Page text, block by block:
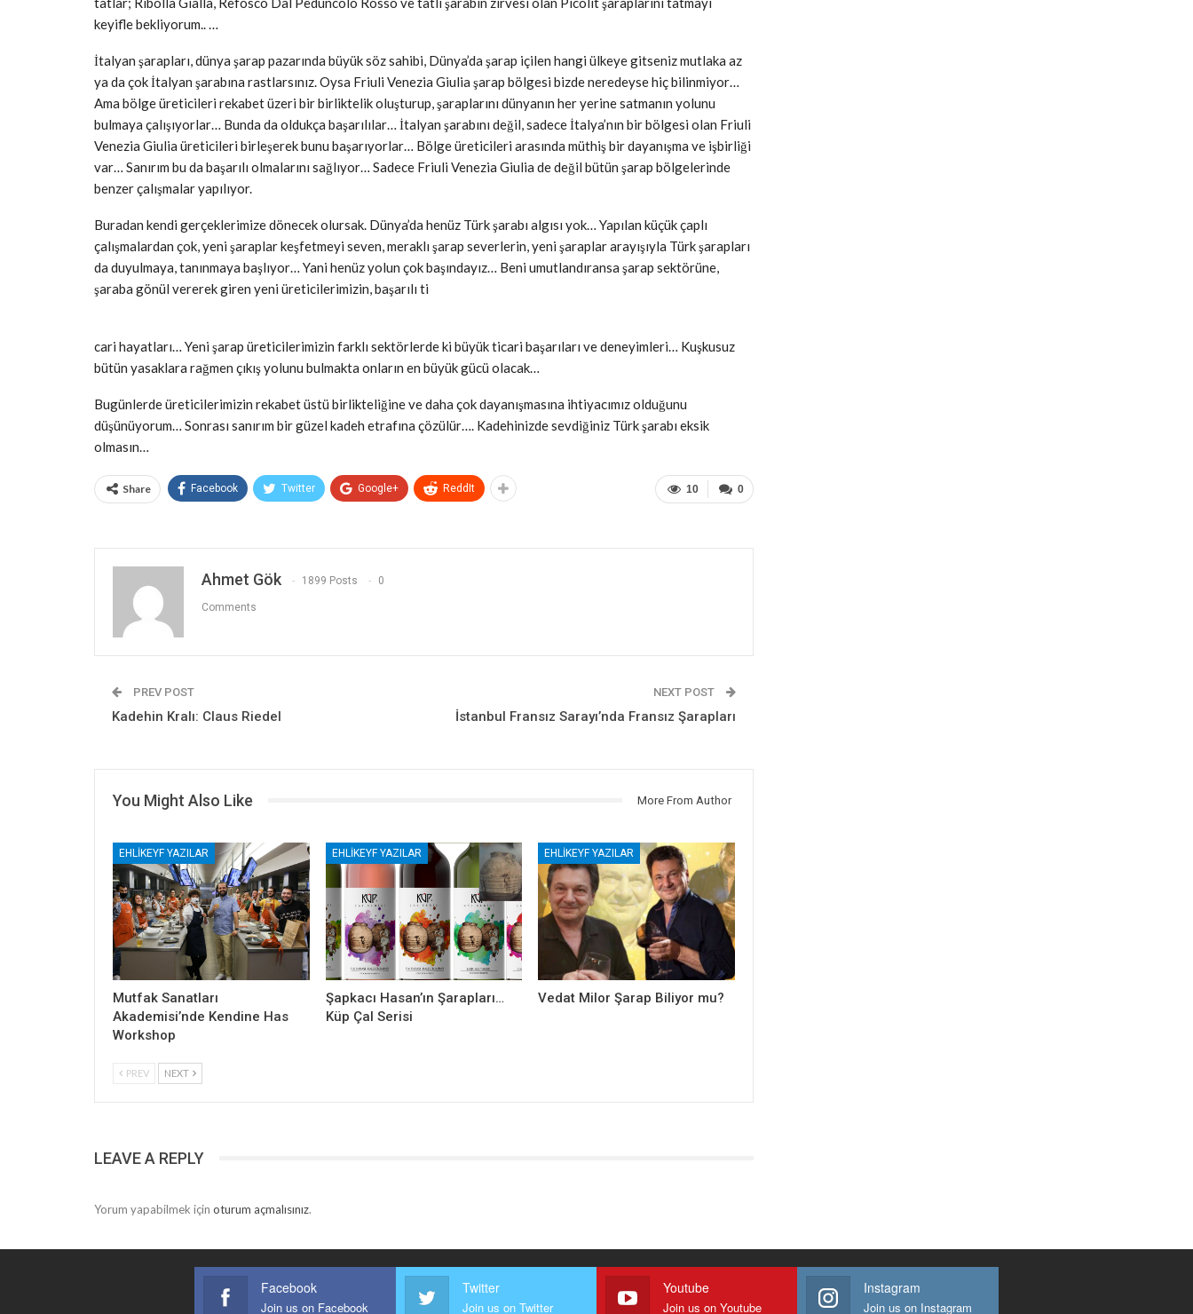
keyifle bekliyorum.. …
İtalyan şarapları, dünya şarap pazarında büyük söz sahibi, Dünya’da şarap içilen hangi ülkeye gitseniz mutlaka az
ya da çok İtalyan şarabına rastlarsınız. Oysa Friuli Venezia Giulia şarap bölgesi bizde neredeyse hiç bilinmiyor…
Ama bölge üreticileri rekabet üzeri bir birliktelik oluşturup, şaraplarını dünyanın her yerine satmanın yolunu
bulmaya çalışıyorlar… Bunda da oldukça başarılılar… İtalyan şarabını değil, sadece İtalya’nın bir bölgesi olan Friuli
Venezia Giulia üreticileri birleşerek bunu başarıyorlar… Bölge üreticileri arasında müthiş bir dayanışma ve işbirliği
var… Sanırım bu da başarılı olmalarını sağlıyor… Sadece Friuli Venezia Giulia de değil bütün şarap bölgelerinde
benzer çalışmalar yapılıyor.
Buradan kendi gerçeklerimize dönecek olursak. Dünya’da henüz Türk şarabı algısı yok… Yapılan küçük çaplı
çalışmalardan çok, yeni şaraplar keşfetmeyi seven, meraklı şarap severlerin, yeni şaraplar arayışıyla Türk şarapları
da duyulmaya, tanınmaya başlıyor… Yani henüz yolun çok başındayız… Beni umutlandıransa şarap sektörüne,
şaraba gönül vererek giren yeni üreticilerimizin, başarılı ti
cari hayatları… Yeni şarap üreticilerimizin farklı sektörlerde ki büyük ticari başarıları ve deneyimleri… Kuşkusuz
bütün yasaklara rağmen çıkış yolunu bulmakta onların en büyük gücü olacak…
Bugünlerde üreticilerimizin rekabet üstü birlikteliğine ve daha çok dayanışmasına ihtiyacımız olduğunu
düşünüyorum… Sonrası sanırım bir güzel kadeh etrafına çözülür…. Kadehinizde sevdiğiniz Türk şarabı eksik
olmasın…
0
10
Share Facebook Twitter Google+ ReddIt
Ahmet Gök 1899 Posts 0
Comments
PREV POST
Kadehin Kralı: Claus Riedel
NEXT POST
İstanbul Fransız Sarayı’nda Fransız Şarapları
You Might Also Like More From Author
EHLIKEYF YAZILAR
Mutfak Sanatları
Akademisi’nde Kendine Has
Workshop
EHLIKEYF YAZILAR
Şapkacı Hasan’ın Şarapları…
Küp Çal Serisi
EHLIKEYF YAZILAR
Vedat Milor Şarap Biliyor mu?
PREV NEXT
LEAVE A REPLY
Yorum yapabilmek için oturum açmalısınız.
Facebook
Join us on Facebook
Twitter
Join us on Twitter
Youtube
Join us on Youtube
Instagram
Join us on Instagram